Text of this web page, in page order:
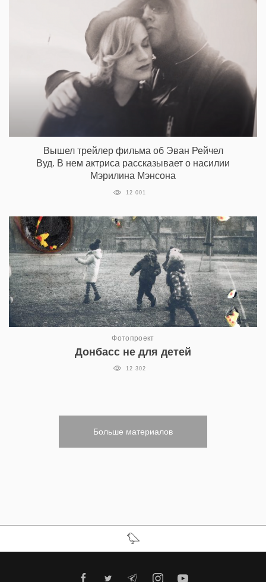
Вышел трейлер фильма об Эван Рейчел
Вуд. В нем актриса рассказывает о насилии
Мэрилина Мэнсона
12 001
Фотопроект
Донбасс не для детей
12 302
Больше материалов